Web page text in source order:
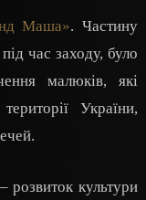
Маша». Частину
час заходу, було
малюків, які
України,
розвиток культури